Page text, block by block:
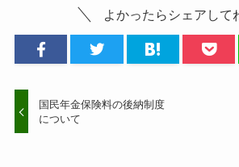
よかったらシェアして
国民年金保険料の後納制度
について